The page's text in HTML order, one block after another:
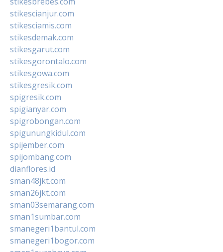
stikescianjur.com
stikesciamis.com
stikesdemak.com
stikesgarut.com
stikesgorontalo.com
stikesgowa.com
stikesgresik.com
spigresik.com
spigianyar.com
spigrobongan.com
spigunungkidul.com
spijember.com
spijombang.com
dianflores.id
sman48jkt.com
sman26jkt.com
sman03semarang.com
sman1sumbar.com
smanegeri1bantul.com
smanegeri1bogor.com